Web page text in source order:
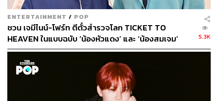
ENTERTAINMENT / POP
ชวน เจมีไนน์-โฟร์ท ตีตั๋วสำรวจโลก TICKET TO
HEAVEN ในแบบฉบับ ‘น้องหัวแดง’ และ ‘น้องสมเจม’
5.3K